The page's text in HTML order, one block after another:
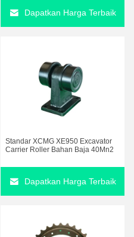
Dapatkan Harga Terbaik
Standar XCMG XE950 Excavator
Carrier Roller Bahan Baja 40Mn2
Dapatkan Harga Terbaik